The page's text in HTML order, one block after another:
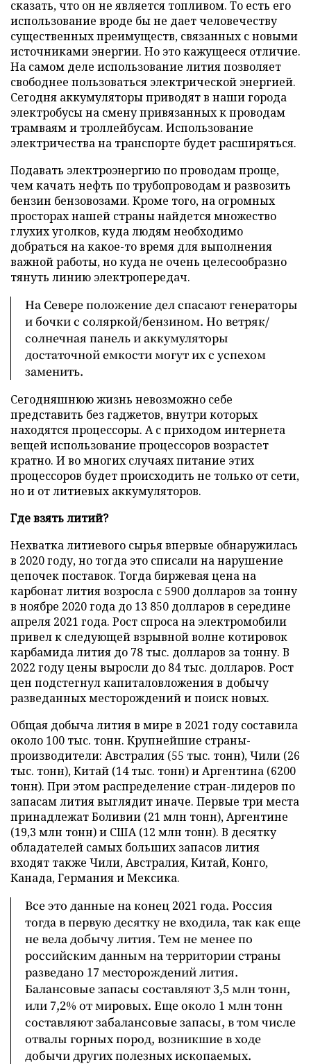
сказать, что он не является топливом. То есть его
использование вроде бы не дает человечеству
существенных преимуществ, связанных с новыми
источниками энергии. Но это кажущееся отличие.
На самом деле использование лития позволяет
свободнее пользоваться электрической энергией.
Сегодня аккумуляторы приводят в наши города
электробусы на смену привязанных к проводам
трамваям и троллейбусам. Использование
электричества на транспорте будет расширяться.
Подавать электроэнергию по проводам проще,
чем качать нефть по трубопроводам и развозить
бензин бензовозами. Кроме того, на огромных
просторах нашей страны найдется множество
глухих уголков, куда людям необходимо
добраться на какое-то время для выполнения
важной работы, но куда не очень целесообразно
тянуть линию электропередач.
На Севере положение дел спасают генераторы
и бочки с соляркой/бензином. Но ветряк/
солнечная панель и аккумуляторы
достаточной емкости могут их с успехом
заменить.
Сегодняшнюю жизнь невозможно себе
представить без гаджетов, внутри которых
находятся процессоры. А с приходом интернета
вещей использование процессоров возрастет
кратно. И во многих случаях питание этих
процессоров будет происходить не только от сети,
но и от литиевых аккумуляторов.
Где взять литий?
Нехватка литиевого сырья впервые обнаружилась
в 2020 году, но тогда это списали на нарушение
цепочек поставок. Тогда биржевая цена на
карбонат лития возросла с 5900 долларов за тонну
в ноябре 2020 года до 13 850 долларов в середине
апреля 2021 года. Рост спроса на электромобили
привел к следующей взрывной волне котировок
карбамида лития до 78 тыс. долларов за тонну. В
2022 году цены выросли до 84 тыс. долларов. Рост
цен подстегнул капиталовложения в добычу
разведанных месторождений и поиск новых.
Общая добыча лития в мире в 2021 году составила
около 100 тыс. тонн. Крупнейшие страны-
производители: Австралия (55 тыс. тонн), Чили (26
тыс. тонн), Китай (14 тыс. тонн) и Аргентина (6200
тонн). При этом распределение стран-лидеров по
запасам лития выглядит иначе. Первые три места
принадлежат Боливии (21 млн тонн), Аргентине
(19,3 млн тонн) и США (12 млн тонн). В десятку
обладателей самых больших запасов лития
входят также Чили, Австралия, Китай, Конго,
Канада, Германия и Мексика.
Все это данные на конец 2021 года. Россия
тогда в первую десятку не входила, так как еще
не вела добычу лития. Тем не менее по
российским данным на территории страны
разведано 17 месторождений лития.
Балансовые запасы составляют 3,5 млн тонн,
или 7,2% от мировых. Еще около 1 млн тонн
составляют забалансовые запасы, в том числе
отвалы горных пород, возникшие в ходе
добычи других полезных ископаемых.